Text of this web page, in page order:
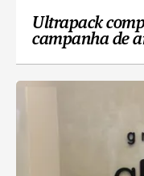
Ultrapack
campanha de